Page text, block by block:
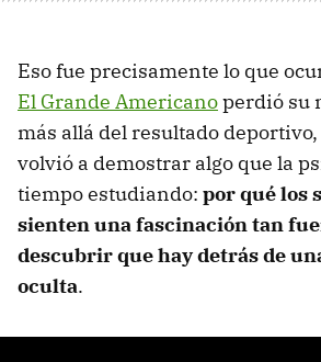
Eso fue precisamente lo que
El Grande Americanoperdió su
más allá del resultado
volvió a demostrar algo que la
tiempo estudiando: por qué los
sienten una fascinación tan
descubrir que hay detrás de
oculta.